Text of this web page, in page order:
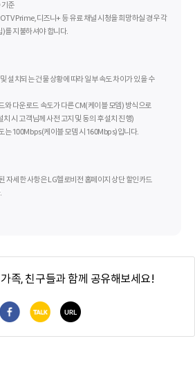
기준
Prime, 디즈니+ 등 유료 채널 시청을 희망하실 경우 각
)를 지불하셔야 합니다.
설치되는 건물 상황에 따라 일부 속도 차이가 있을 수
와 다운로드 속도가 다른 CM(케이블 모뎀) 방식으로
시 고객님께 사전 고지 및 동의 후 설치 진행)
는 100Mbps(케이블 모뎀 시 160Mbps)입니다.
자세한 사항은 LG헬로비전 홈페이지 상단 할인카드
족, 친구들과 함께 공유해보세요!
페이스북 공유카카오톡 공유
URL 복사